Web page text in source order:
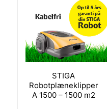
STIGA
Robotplæneklipper
A 1500 – 1500 m2